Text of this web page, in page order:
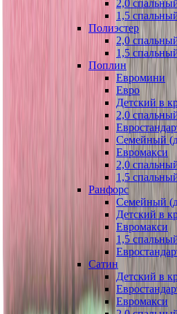
2,0
1,5
Полиэстер
2,0
1,5
Поплин
Евромини
Евро
Детский в
2,0
Семейный
Евромакси
2,0
1,5
Ранфорс
Семейный
Детский в
Евромакси
1,5
Сатин
Детский в
Евромакси